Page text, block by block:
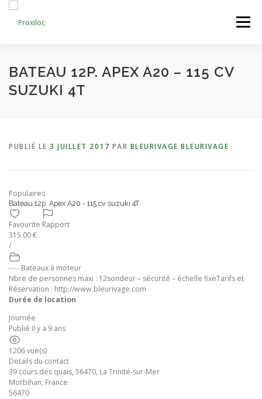
contenu
Menu
CATEGORIES AJOUTER UNE ANNONCE
BATEAU 12P. APEX A20 – 115 CV
SUZUKI 4T
PUBLIÉ LE 3 JUILLET 2017 PAR BLEURIVAGE BLEURIVAGE
Populaires
Bateau 12p. Apex A20 - 115 cv suzuki 4T
Favourite Rapport
315.00 €
/
- - - Bateaux à moteur
Nbre de personnes maxi : 12sondeur – sécurité – échelle fixeTarifs et
Réservation : http://www.bleurivage.com
Durée de location
Journée
Publié il y a 9 ans
1206 vue(s)
Details du contact
39 cours des quais, 56470, La Trinité-sur-Mer
Morbihan, France
56470